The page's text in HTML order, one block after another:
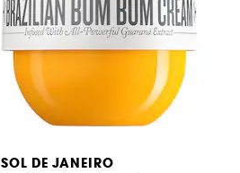
SOL DE JANEIRO